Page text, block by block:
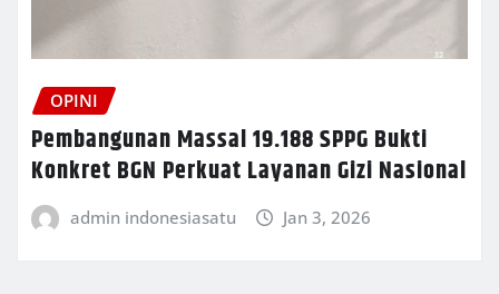
OPINI
Pembangunan Massal 19.188 SPPG Bukti
Konkret BGN Perkuat Layanan Gizi Nasional
admin indonesiasatu Jan 3, 2026